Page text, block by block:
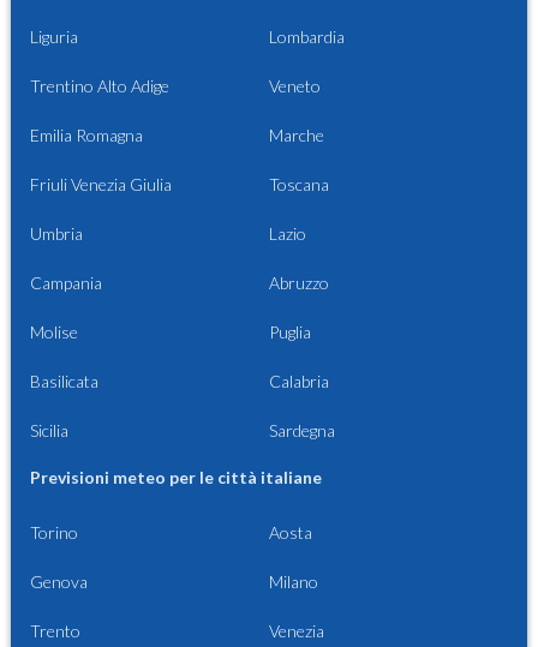
Liguria Lombardia
Trentino Alto Adige Veneto
Emilia Romagna Marche
Friuli Venezia Giulia Toscana
Umbria Lazio
Campania Abruzzo
Molise Puglia
Basilicata Calabria
Sicilia Sardegna
Previsioni meteo per le città italiane
Torino Aosta
Genova Milano
Trento Venezia